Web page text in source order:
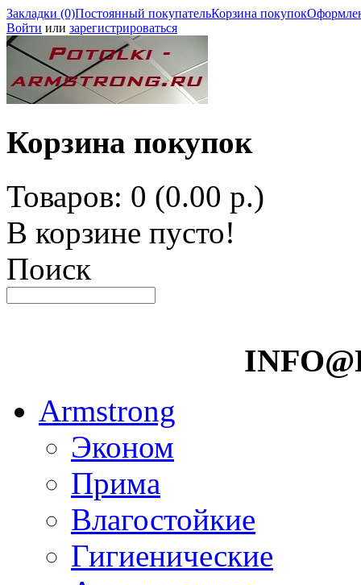
Закладки (0)Постоянный покупательКорзина покупок
Войти или зарегистрироваться
Корзина покупок
Товаров: 0 (0.00 р.)
В корзине пусто!
Поиск
Armstrong
Эконом
Прима
Влагостойкие
Гигиенические